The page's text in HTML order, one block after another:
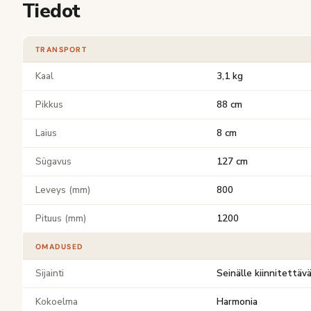
Tiedot
TRANSPORT
Kaal 3,1 kg
Pikkus 88 cm
Laius 8 cm
Sügavus 127 cm
Leveys (mm) 800
Pituus (mm) 1200
OMADUSED
Sijainti Seinälle kiinnitettävä
Kokoelma Harmonia